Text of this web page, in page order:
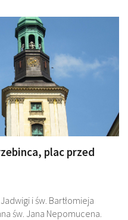
plac przed
i św. Bartłomieja
św. Jana Nepomucena.